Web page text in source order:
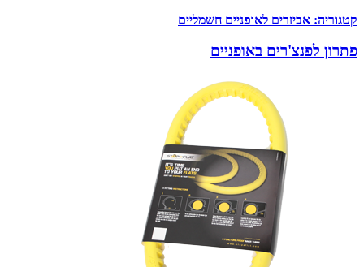
קטגוריה: אביזרים לאופניים חשמליים
פתרון לפנצ'רים באופניים